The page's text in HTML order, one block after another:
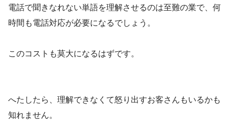
電話で聞きなれない単語を理解させるのは至難の業で、何
時間も電話対応が必要になるでしょう。
このコストも莫大になるはずです。
へたしたら、理解できなくて怒り出すお客さんもいるかも
知れません。